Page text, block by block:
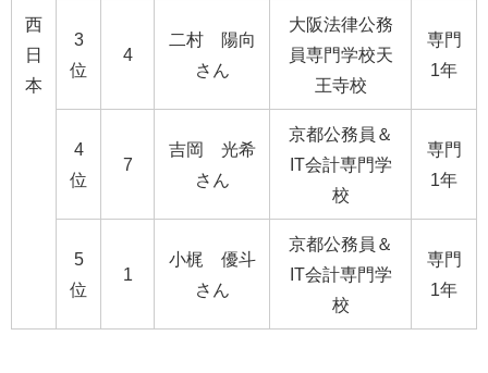
西
日
本
3
位
4
二村 陽向
さん
大阪法律公務
員専門学校天
王寺校
専門
1年
4
位
7
吉岡 光希
さん
京都公務員＆
IT会計専門学
校
専門
1年
5
位
1
小梶 優斗
さん
京都公務員＆
IT会計専門学
校
専門
1年